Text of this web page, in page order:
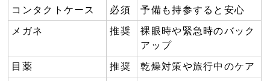
コンタクトケース 必須 予備も持参すると安心
メガネ 推奨
裸眼時や緊急時のバック
アップ
目薬 推奨 乾燥対策や旅行中のケア